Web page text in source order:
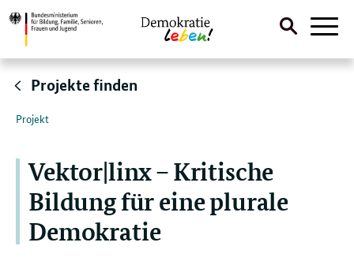
Direktlink:
Suche
Projekte finden
Projekt
Vektor|linx – Kritische
Bildung für eine plurale
Demokratie